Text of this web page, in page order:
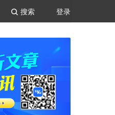
登录
搜索